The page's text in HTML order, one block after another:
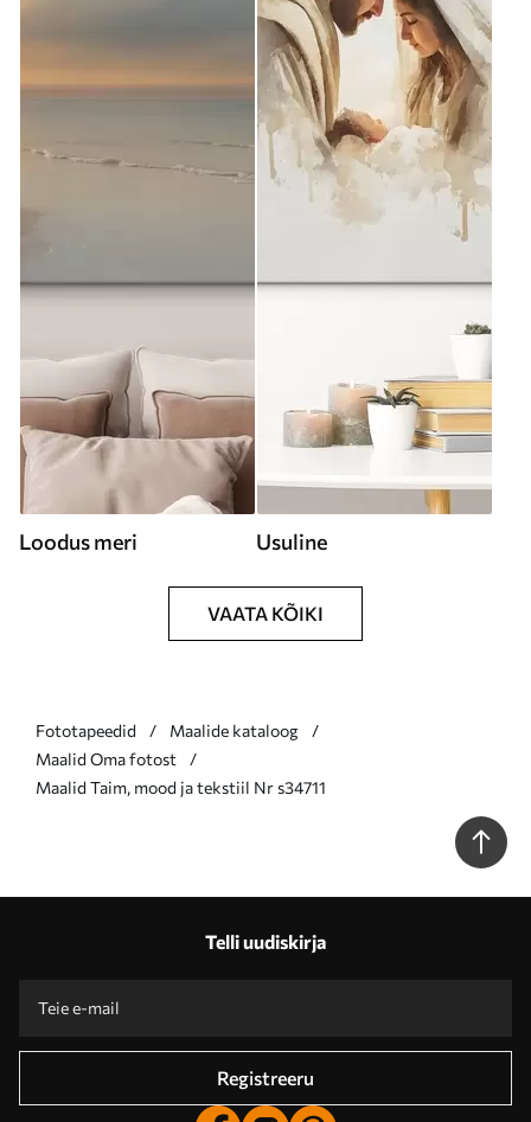
Loodus meri Usuline
VAATA KÕIKI
Fototapeedid
Maalide kataloog
Maalid Oma fotost
Maalid Taim, mood ja tekstiil Nr s34711
Telli uudiskirja
Registreeru